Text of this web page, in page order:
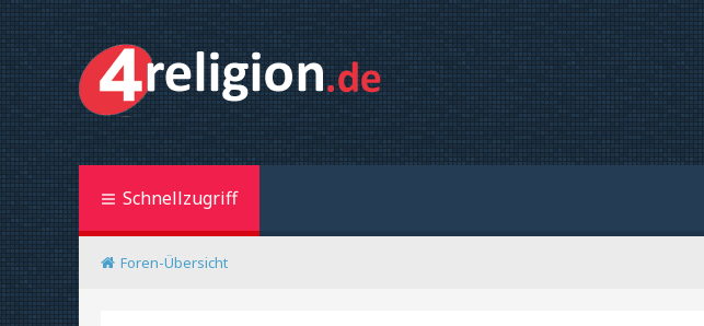
Schnellzugriff
Foren-Übersicht